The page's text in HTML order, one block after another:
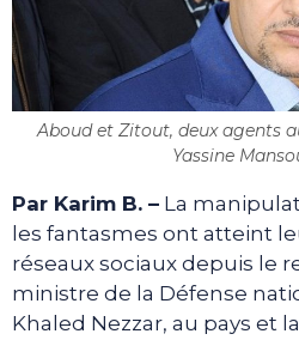
Aboud et Zitout, deux agents
Yassine
Par Karim B. – La
les fantasmes ont atteint
réseaux sociaux depuis le
ministre de la Défense
Khaled Nezzar, au pays et